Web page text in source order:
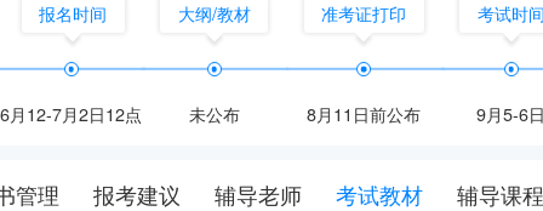
报名时间
6月12-7月2日12点
大纲/教材
未公布
准考证打印
8月11日前公布
考试时
9月5-6
管理 报考建议 辅导老师 考试教材 辅导课程